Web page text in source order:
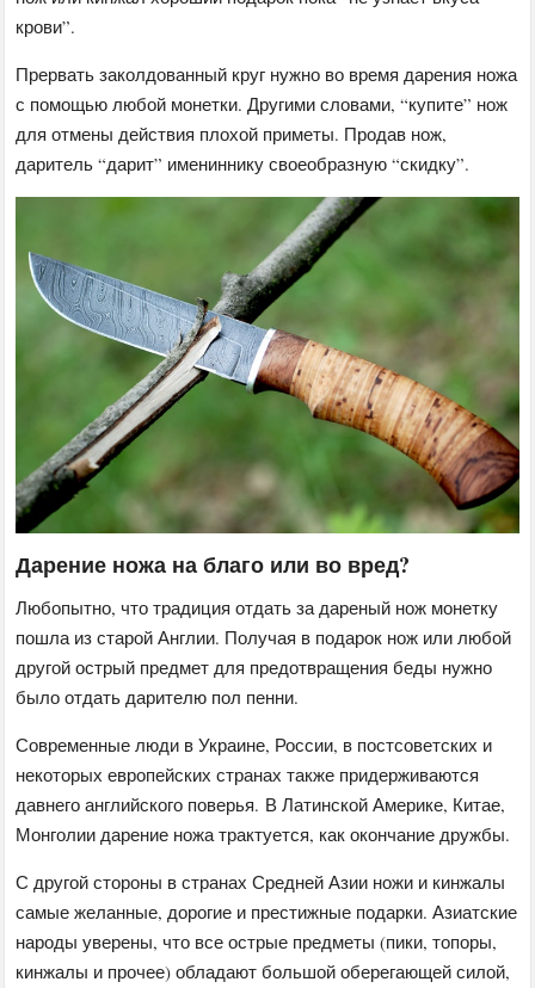
крови”.
Прервать заколдованный круг нужно во время дарения ножа
с помощью любой монетки. Другими словами, “купите” нож
для отмены действия плохой приметы. Продав нож,
даритель “дарит” имениннику своеобразную “скидку”.
Дарение ножа на благо или во вред?
Любопытно, что традиция отдать за дареный нож монетку
пошла из старой Англии. Получая в подарок нож или любой
другой острый предмет для предотвращения беды нужно
было отдать дарителю пол пенни.
Современные люди в Украине, России, в постсоветских и
некоторых европейских странах также придерживаются
давнего английского поверья. В Латинской Америке, Китае,
Монголии дарение ножа трактуется, как окончание дружбы.
С другой стороны в странах Средней Азии ножи и кинжалы
самые желанные, дорогие и престижные подарки. Азиатские
народы уверены, что все острые предметы (пики, топоры,
кинжалы и прочее) обладают большой оберегающей силой,